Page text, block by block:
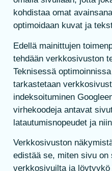
kohdistaa omat
optimoidaan kuvat ja
Edellä mainittujen
tehdään verkkosivuston
Teknisessä
tarkastetaan
indeksoituminen
virhekoodeja antavat
latautumisnopeudet ja
Verkkosivuston
edistää se, miten sivu
verkkosivuilta ja